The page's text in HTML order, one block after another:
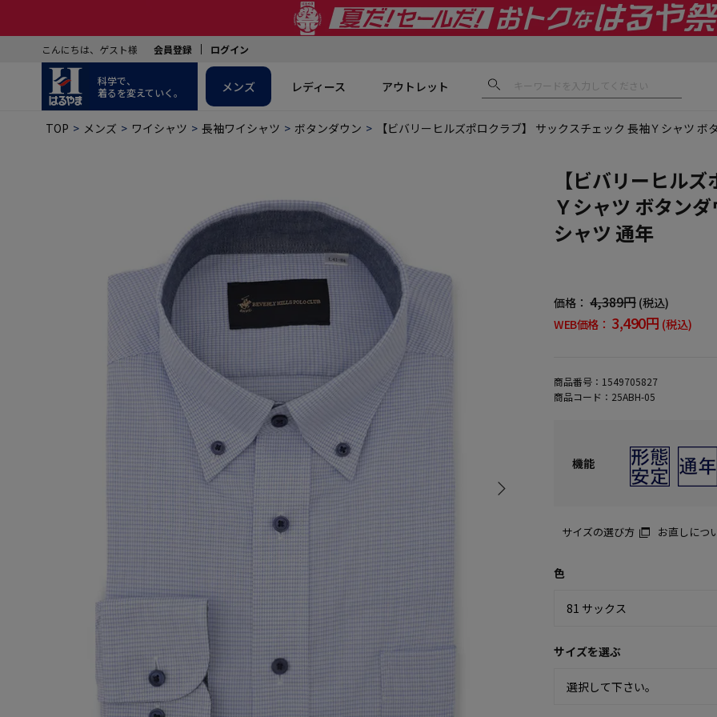
こんにちは、ゲスト様 会員登録 ログイン
科学で、
着るを変えていく。
メンズ レディース アウトレット
TOP メンズ ワイシャツ 長袖ワイシャツ ボタンダウン 【ビバリーヒルズポロクラブ】 サックスチェック 長袖Ｙシャツ
【ビバリーヒル
Ｙシャツ ボタン
シャツ 通年
価格： 4,389円 (税込)
WEB価格： 3,490円 (税込)
商品番号： 1549705827
商品コード： 25ABH-05
機能
サイズの選び方 お直しにつ
色
サイズを選ぶ